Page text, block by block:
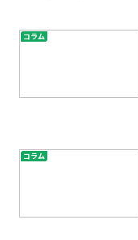
コラム
コラム